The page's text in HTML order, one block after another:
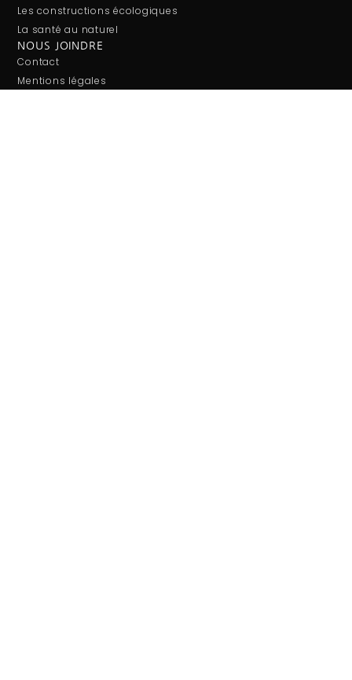
Les constructions écologiques
La santé au naturel
NOUS JOINDRE
Contact
Mentions légales